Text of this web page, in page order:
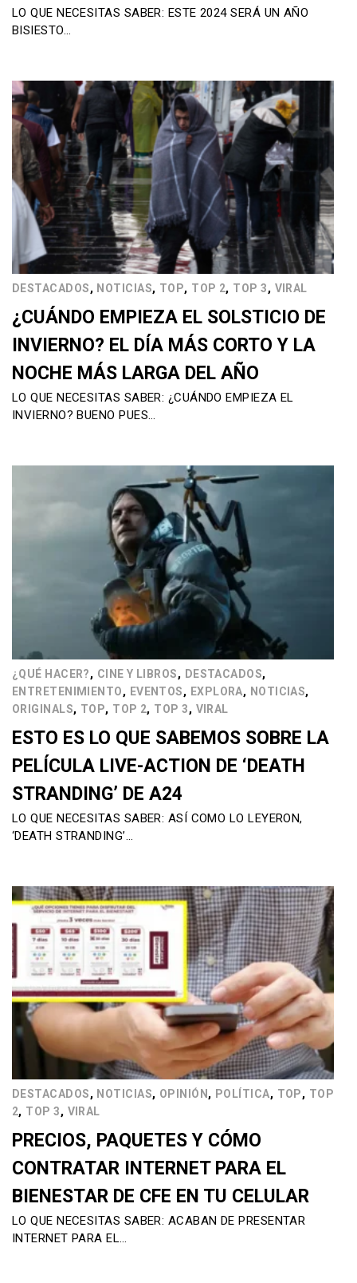
LO QUE NECESITAS SABER: ESTE 2024 SERÁ UN AÑO
BISIESTO…
DESTACADOS, NOTICIAS, TOP, TOP 2, TOP 3, VIRAL
¿CUÁNDO EMPIEZA EL SOLSTICIO DE
INVIERNO? EL DÍA MÁS CORTO Y LA
NOCHE MÁS LARGA DEL AÑO
LO QUE NECESITAS SABER: ¿CUÁNDO EMPIEZA EL
INVIERNO? BUENO PUES…
¿QUÉ HACER?, CINE Y LIBROS, DESTACADOS,
ENTRETENIMIENTO, EVENTOS, EXPLORA, NOTICIAS,
ORIGINALS, TOP, TOP 2, TOP 3, VIRAL
ESTO ES LO QUE SABEMOS SOBRE LA
PELÍCULA LIVE-ACTION DE ‘DEATH
STRANDING’ DE A24
LO QUE NECESITAS SABER: ASÍ COMO LO LEYERON,
‘DEATH STRANDING’…
DESTACADOS, NOTICIAS, OPINIÓN , POLÍTICA, TOP, TOP
2, TOP 3, VIRAL
PRECIOS, PAQUETES Y CÓMO
CONTRATAR INTERNET PARA EL
BIENESTAR DE CFE EN TU CELULAR
LO QUE NECESITAS SABER: ACABAN DE PRESENTAR
INTERNET PARA EL…